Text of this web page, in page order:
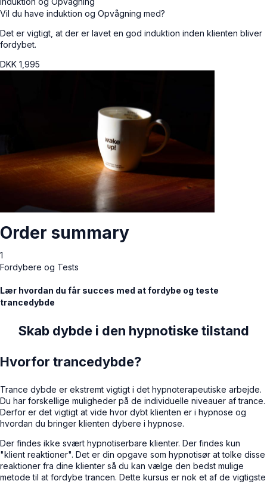
Vil du have induktion og Opvågning med?
Det er vigtigt, at der er lavet en god induktion inden klienten bliver
fordybet.
DKK 1,995
Order summary
1
Fordybere og Tests
Lær hvordan du får succes med at fordybe og teste
trancedybde
Skab dybde i den hypnotiske tilstand
Hvorfor trancedybde?
Trance dybde er ekstremt vigtigt i det hypnoterapeutiske arbejde.
Du har forskellige muligheder på de individuelle niveauer af trance.
Derfor er det vigtigt at vide hvor dybt klienten er i hypnose og
hvordan du bringer klienten dybere i hypnose.
Der findes ikke svært hypnotiserbare klienter. Der findes kun
"klient reaktioner". Det er din opgave som hypnotisør at tolke disse
reaktioner fra dine klienter så du kan vælge den bedst mulige
metode til at fordybe trancen. Dette kursus er nok et af de vigtigste